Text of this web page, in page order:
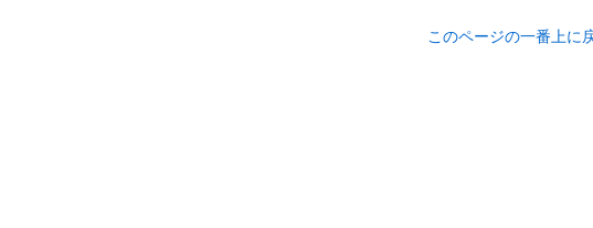
このページの一番上に